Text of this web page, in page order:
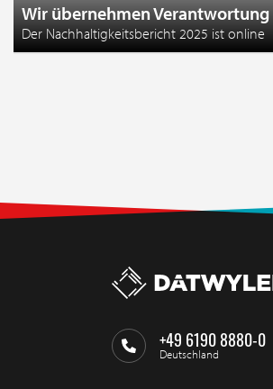
Wir übernehmen Verantwortung
Der Nachhaltigkeitsbericht 2025 ist online
+49 6190 8880-0
Deutschland